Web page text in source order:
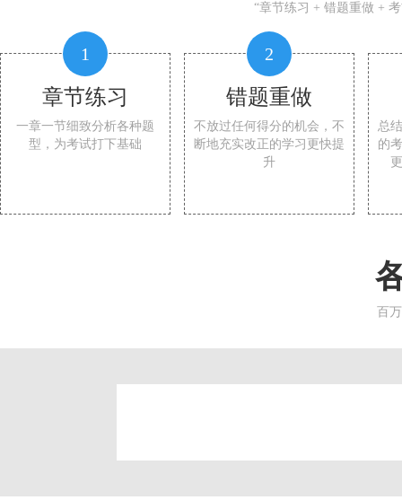
“章节练习 + 错题重做 +
1
章节练习
一章一节细致分析各种题
型，为考试打下基础
2
错题重做
不放过任何得分的机会，不
断地充实改正的学习更快提
升
总
的
百